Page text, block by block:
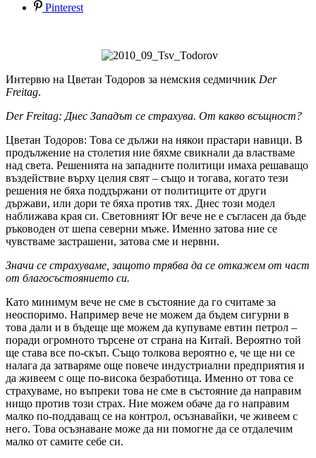
Pinterest
Интервю на Цветан Тодоров за немския седмичник Der
Freitag.
Der Freitag: Днес Западът се страхува. От какво всъщност?
Цветан Тодоров: Това се дължи на някои прастари навици. В
продължение на столетия ние бяхме свикнали да властваме
над света. Решенията на западните политици имаха решаващо
въздействие върху целия свят – също и тогава, когато тези
решения не бяха поддържани от политиците от други
държави, или дори те бяха против тях. Днес този модел
наближава края си. Световният Юг вече не е съгласен да бъде
ръководен от шепа северни мъже. Именно затова ние се
чувстваме застрашени, затова сме и нервни.
Значи се страхуваме, защото трябва да се откажем от част
от благосъстоянието си.
Като минимум вече не сме в състояние да го считаме за
неоспоримо. Например вече не можем да бъдем сигурни в
това дали и в бъдеще ще можем да купуваме евтин петрол –
поради огромното търсене от страна на Китай. Вероятно той
ще става все по-скъп. Също толкова вероятно е, че ще ни се
налага да затваряме още повече индустриални предприятия и
да живеем с още по-висока безработица. Именно от това се
страхуваме, но въпреки това не сме в състояние да направим
нищо против този страх. Ние можем обаче да го направим
малко по-поддаващ се на контрол, осъзнавайки, че живеем с
него. Това осъзнаване може да ни помогне да се отдалечим
малко от самите себе си.